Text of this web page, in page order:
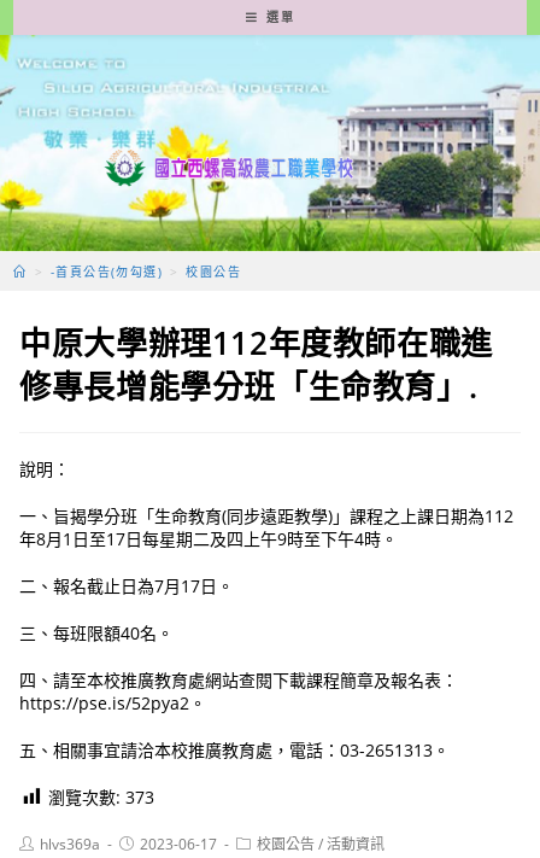
轉
至
要
容
選單
> -首頁公告(勿勾選) > 校園公告
中原大學辦理112年度教師在職進
修專長增能學分班「生命教育」.
說明：
一、旨揭學分班「生命教育(同步遠距教學)」課程之上課日期為112
年8月1日至17日每星期二及四上午9時至下午4時。
二、報名截止日為7月17日。
三、每班限額40名。
四、請至本校推廣教育處網站查閱下載課程簡章及報名表：
https://pse.is/52pya2。
五、相關事宜請洽本校推廣教育處，電話：03-2651313。
瀏覽次數: 373
Posthlvs369a
Post2023-06-17
Post校園公告/活動資訊